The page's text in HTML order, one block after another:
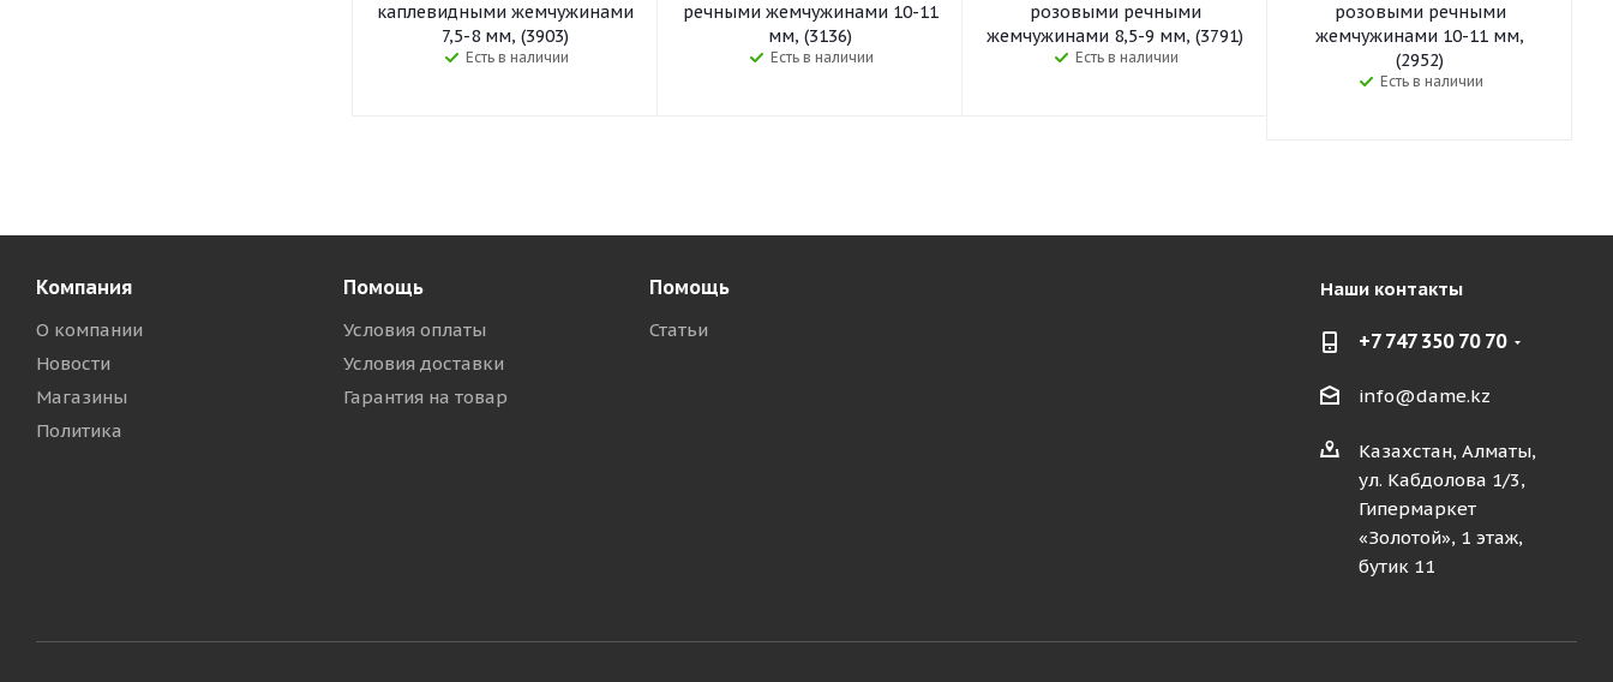
каплевидными жемчужинами
7,5-8 мм, (3903)
Есть в наличии
речными жемчужинами 10-11
мм, (3136)
Есть в наличии
розовыми речными
жемчужинами 8,5-9 мм, (3791)
Есть в наличии
розовыми речными
жемчужинами 10-11 мм,
(2952)
Есть в наличии
Компания
О компании
Новости
Магазины
Политика
Помощь
Условия оплаты
Условия доставки
Гарантия на товар
Помощь
Статьи
Наши контакты
+7 747 350 70 70
info@dame.kz
Казахстан, Алматы,
ул. Кабдолова 1/3,
Гипермаркет
«Золотой», 1 этаж,
бутик 11